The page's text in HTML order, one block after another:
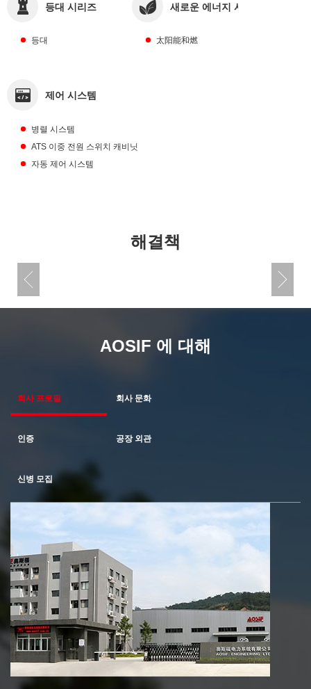
병렬 시스템
ATS 이중 전원 스위치 캐비닛
자동 제어 시스템
太阳能和燃
등대
제어 시스템
새로운 에너지 시리즈
등대 시리즈
해결책
AOSIF 에 대해
회사 프로필 회사 문화
인증 공장 외관
신병 모집